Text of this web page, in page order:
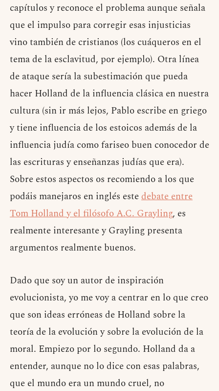
capítulos y reconoce el problema aunque señala
que el impulso para corregir esas injusticias
vino también de cristianos (los cuáqueros en el
tema de la esclavitud, por ejemplo). Otra línea
de ataque sería la subestimación que pueda
hacer Holland de la influencia clásica en nuestra
cultura (sin ir más lejos, Pablo escribe en griego
y tiene influencia de los estoicos además de la
influencia judía como fariseo buen conocedor de
las escrituras y enseñanzas judías que era).
Sobre estos aspectos os recomiendo a los que
podáis manejaros en inglés estedebate entre
Tom Holland y el filósofo A.C. Grayling, es
realmente interesante y Grayling presenta
argumentos realmente buenos.
Dado que soy un autor de inspiración
evolucionista, yo me voy a centrar en lo que creo
que son ideas erróneas de Holland sobre la
teoría de la evolución y sobre la evolución de la
moral. Empiezo por lo segundo. Holland da a
entender, aunque no lo dice con esas palabras,
que el mundo era un mundo cruel, no